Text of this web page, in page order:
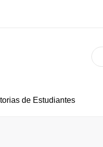
de Estudiantes